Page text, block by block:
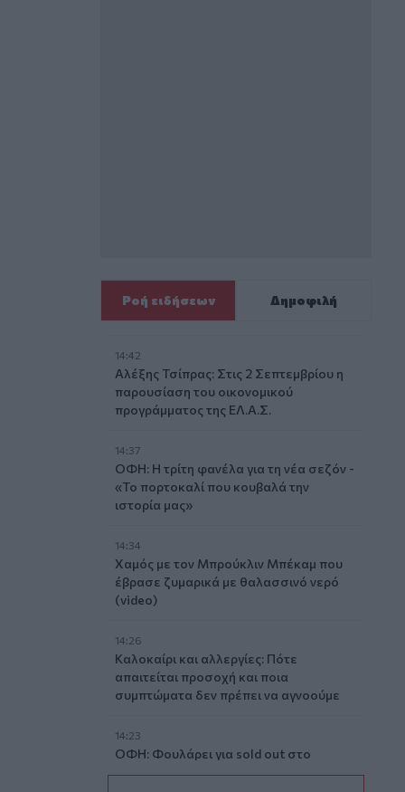
Ροή ειδήσεων Δημοφιλή
14:42
Αλέξης Τσίπρας: Στις 2 Σεπτεμβρίου η
παρουσίαση του οικονομικού
προγράμματος της ΕΛ.Α.Σ.
14:37
ΟΦΗ: Η τρίτη φανέλα για τη νέα σεζόν -
«Το πορτοκαλί που κουβαλά την
ιστορία μας»
14:34
Χαμός με τον Μπρούκλιν Μπέκαμ που
έβρασε ζυμαρικά με θαλασσινό νερό
(video)
14:26
Καλοκαίρι και αλλεργίες: Πότε
απαιτείται προσοχή και ποια
συμπτώματα δεν πρέπει να αγνοούμε
14:23
ΟΦΗ: Φουλάρει για sold out στο
Σούπερ Καπ με την ΑΕΚ!